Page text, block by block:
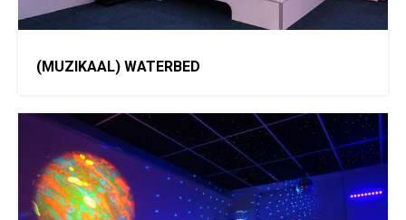
(MUZIKAAL) WATERBED